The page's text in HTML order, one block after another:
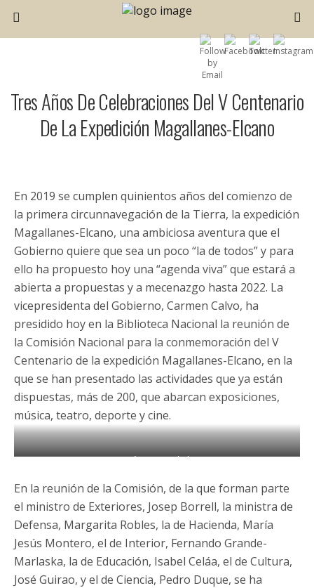
Tres Años De Celebraciones Del V Centenario
De La Expedición Magallanes-Elcano
En 2019 se cumplen quinientos años del comienzo de
la primera circunnavegación de la Tierra, la expedición
Magallanes-Elcano, una ambiciosa aventura que el
Gobierno quiere que sea un poco “la de todos” y para
ello ha propuesto hoy una “agenda viva” que estará a
abierta a propuestas y a mecenazgo hasta 2022. La
vicepresidenta del Gobierno, Carmen Calvo, ha
presidido hoy en la Biblioteca Nacional la reunión de
la Comisión Nacional para la conmemoración del V
Centenario de la expedición Magallanes-Elcano, en la
que se han presentado las actividades que ya están
dispuestas, más de 200, que abarcan exposiciones,
música, teatro, deporte y cine.
Carta Naútica Juan de la Cosa
En la reunión de la Comisión, de la que forman parte
el ministro de Exteriores, Josep Borrell, la ministra de
Defensa, Margarita Robles, la de Hacienda, María
Jesús Montero, el de Interior, Fernando Grande-
Marlaska, la de Educación, Isabel Celáa, el de Cultura,
José Guirao, y el de Ciencia, Pedro Duque, se ha